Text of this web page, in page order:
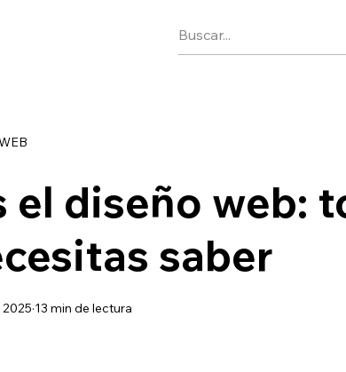
el diseño web:
saber
2025 13 min de lectura